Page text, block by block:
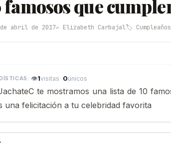
famosos que
abril de 2017✍️ Elizabeth Carbajal🏷️ Cumpleaños
👁1visitas · 0únicos
te mostramos una lista de 10
una felicitación a tu celebridad favorita